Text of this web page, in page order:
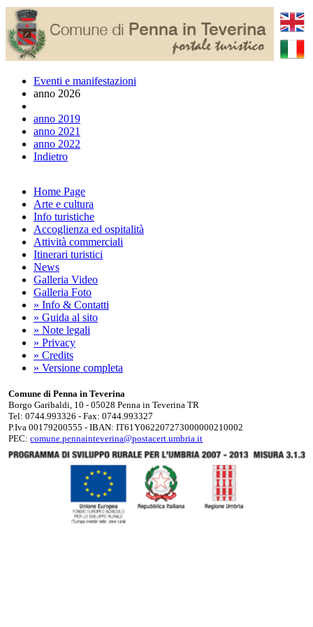
Eventi e manifestazioni
anno 2026
anno 2019
anno 2021
anno 2022
Indietro
Home Page
Arte e cultura
Info turistiche
Accoglienza ed ospitalità
Attività commerciali
Itinerari turistici
News
Galleria Video
Galleria Foto
» Info & Contatti
» Guida al sito
» Note legali
» Privacy
» Credits
» Versione completa
Comune di Penna in Teverina
Borgo Garibaldi, 10 - 05028 Penna in Teverina TR
Tel: 0744.993326 - Fax: 0744.993327
P.Iva 00179200555 - IBAN: IT61Y062207273000000210002
PEC:comune.pennainteverina@postacert.umbria.it